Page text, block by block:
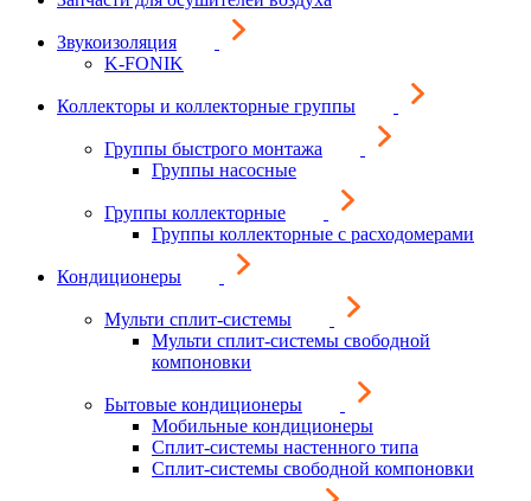
Звукоизоляция
K-FONIK
Коллекторы и коллекторные группы
Группы быстрого монтажа
Группы насосные
Группы коллекторные
Группы коллекторные с расходомерами
Кондиционеры
Мульти сплит-системы
Мульти сплит-системы свободной
компоновки
Бытовые кондиционеры
Мобильные кондиционеры
Сплит-системы настенного типа
Сплит-системы свободной компоновки